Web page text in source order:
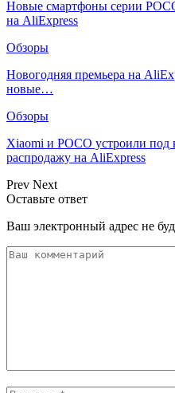
Новые смартфоны серии
на AliExpress
Обзоры
Новогодняя премьера на
новые…
Обзоры
Xiaomi и POCO устроили под
распродажу на AliExpress
Prev Next
Оставьте ответ
Ваш электронный адрес не